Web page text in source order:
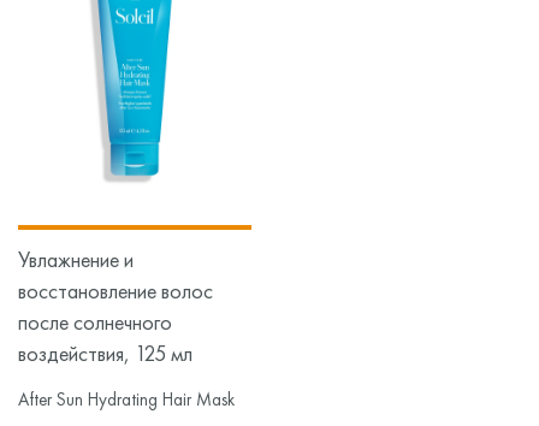
Увлажнение и
восстановление волос
после солнечного
воздействия, 125 мл
After Sun Hydrating Hair Mask